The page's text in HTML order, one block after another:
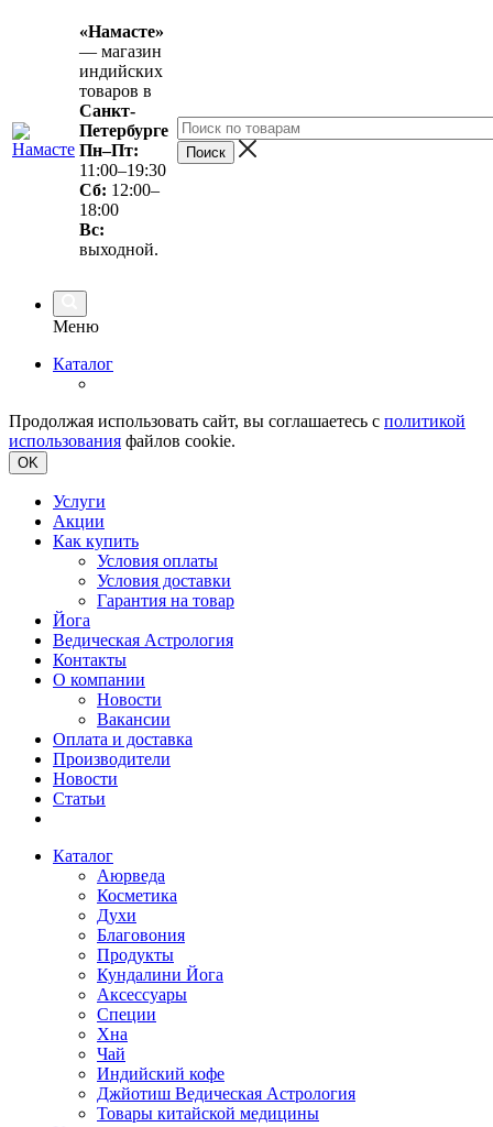
«Намасте»
— магазин
индийских
товаров в
Санкт-
Петербурге
Пн–Пт:
11:00–19:30
Сб: 12:00–
18:00
Вс:
выходной.
Меню
Каталог
Продолжая использовать сайт, вы соглашаетесь с политикой
использования файлов cookie.
OK
Услуги
Акции
Как купить
Условия оплаты
Условия доставки
Гарантия на товар
Йога
Ведическая Астрология
Контакты
О компании
Новости
Вакансии
Оплата и доставка
Производители
Новости
Статьи
Каталог
Аюрведа
Косметика
Духи
Благовония
Продукты
Кундалини Йога
Аксессуары
Специи
Хна
Чай
Индийский кофе
Джйотиш Ведическая Астрология
Товары китайской медицины